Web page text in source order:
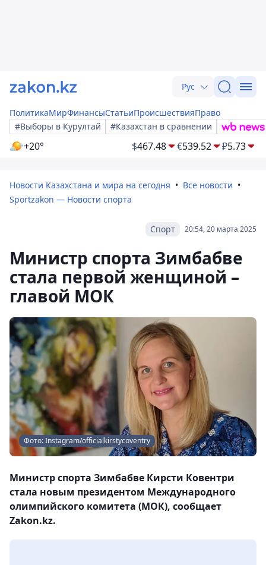
Рус
ПолитикаМирФинансыСтатьиПроисшествияПраво
#Выборы в Курултай
#Казахстан в сравнении
+20° $467.48 €539.52 ₽5.73
Новости Казахстана и мира на сегодня
Все новости
Sportzakon — Новости спорта
20:54, 20 марта 2025
Спорт
Министр спорта Зимбабве
стала первой женщиной –
главой МОК
Фото: Instagram/officialkirstycoventry
Министр спорта Зимбабве Кирсти Ковентри
стала новым президентом Международного
олимпийского комитета (МОК), сообщает
Zakon.kz.